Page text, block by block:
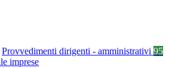
Provvedimenti dirigenti - amministrativi 95
imprese